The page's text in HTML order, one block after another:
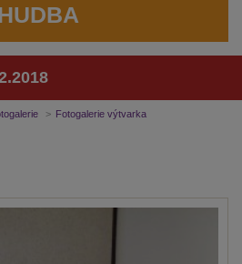
Fotogalerie výtvarka